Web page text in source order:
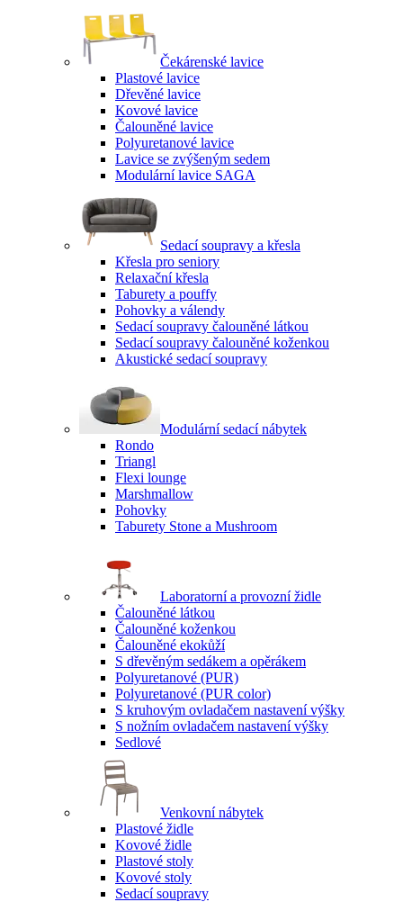
Čekárenské lavice
Plastové lavice
Dřevěné lavice
Kovové lavice
Čalouněné lavice
Polyuretanové lavice
Lavice se zvýšeným sedem
Modulární lavice SAGA
Sedací soupravy a křesla
Křesla pro seniory
Relaxační křesla
Taburety a pouffy
Pohovky a válendy
Sedací soupravy čalouněné látkou
Sedací soupravy čalouněné koženkou
Akustické sedací soupravy
Modulární sedací nábytek
Rondo
Triangl
Flexi lounge
Marshmallow
Pohovky
Taburety Stone a Mushroom
Laboratorní a provozní židle
Čalouněné látkou
Čalouněné koženkou
Čalouněné ekokůží
S dřevěným sedákem a opěrákem
Polyuretanové (PUR)
Polyuretanové (PUR color)
S kruhovým ovladačem nastavení výšky
S nožním ovladačem nastavení výšky
Sedlové
Venkovní nábytek
Plastové židle
Kovové židle
Plastové stoly
Kovové stoly
Sedací soupravy